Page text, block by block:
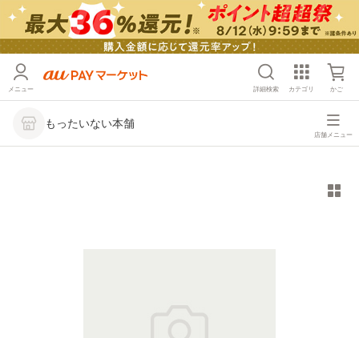
メニュー 詳細検索 カテゴリ かご
もったいない本舗
店舗メニュー